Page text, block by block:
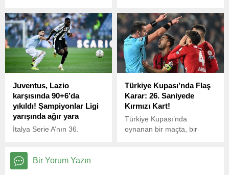
Fenerbahçe karşı karşıya
geldi.
Zambo Anguissa, Beşiktaş
ve Fenerbahçe’nin transfer
gündeminde yer alırken
menajeri Maxime Nana,
oyuncunun geleceğine dair
önemli açıklamalarda
Juventus, Lazio
karşısında 90+6’da
yıkıldı! Şampiyonlar Ligi
yarışında ağır yara
İtalya Serie A’nın 36.
Stadyumu’nda karşı karşıya
geldi. Mücadele 1-1’lik
Türkiye Kupası’nda Flaş
Karar: 26. Saniyede
Kırmızı Kart!
Türkiye Kupası’nda
oynanan bir maçta, bir
Bir Yorum Yazın